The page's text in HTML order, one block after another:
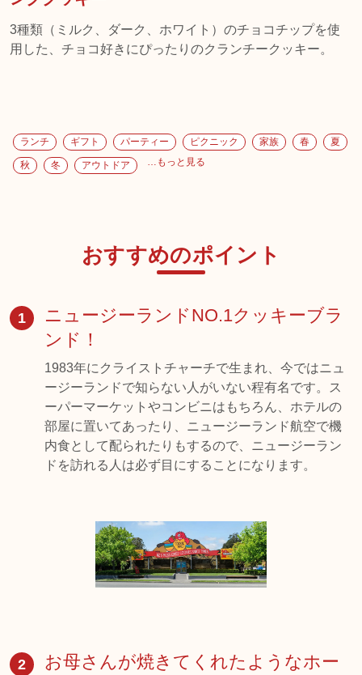
3種類（ミルク、ダーク、ホワイト）のチョコチップを使
用した、チョコ好きにぴったりのクランチークッキー。
ランチ ギフト パーティー ピクニック 家族 春 夏
秋 冬 アウトドア …もっと見る
おすすめのポイント
1
ニュージーランドNO.1クッキーブラ
ンド！
1983年にクライストチャーチで生まれ、今ではニュ
ージーランドで知らない人がいない程有名です。ス
ーパーマーケットやコンビニはもちろん、ホテルの
部屋に置いてあったり、ニュージーランド航空で機
内食として配られたりもするので、ニュージーラン
ドを訪れる人は必ず目にすることになります。
2
お母さんが焼きてくれたようなホー